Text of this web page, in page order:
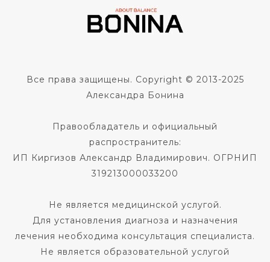
Все права защищены. Copyright © 2013-2025
Александра Бонина
Правообладатель и официальный
распространитель:
ИП Киргизов Александр Владимирович. ОГРНИП
319213000033200
Не является медицинской услугой.
Для установления диагноза и назначения
лечения необходима консультация специалиста.
Не является образовательной услугой